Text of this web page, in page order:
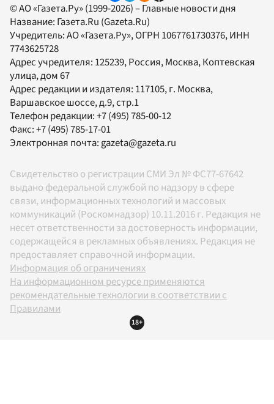
© АО «Газета.Ру» (1999-2026) – Главные новости дня
Название: Газета.Ru (Gazeta.Ru)
Учредитель:АО «Газета.Ру», ОГРН 1067761730376, ИНН
7743625728
Адрес учредителя: 125239, Россия, Москва, Коптевская
улица, дом 67
Адрес редакции и издателя: 117105, г. Москва,
Варшавское шоссе, д.9, стр.1
Телефон редакции:+7 (495) 785-00-12
Факс:+7 (495) 785-17-01
Электронная почта:gazeta@gazeta.ru
Свидетельство о регистрации СМИ Эл № ФС77-67642
выдано федеральной службой по надзору в сфере
связи, информационных технологий и массовых
коммуникаций (Роскомнадзор) 10.11.2016 г. Редакция не
несет ответственности за достоверность информации,
содержащейся в рекламных объявлениях. Редакция не
предоставляет справочной информации.
Информация об ограничениях
На информационном ресурсе применяются
рекомендательные технологии в соответствии с
Правилами
18+